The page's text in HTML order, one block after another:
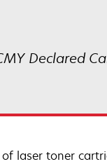
Declared
laser toner